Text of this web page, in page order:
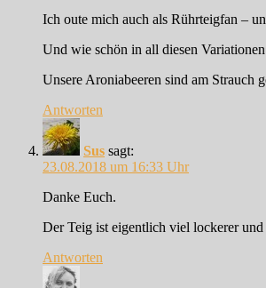
Ich oute mich auch als Rührteigfan –
Und wie schön in all diesen
Unsere Aroniabeeren sind am Strauch
Antworten
Sus sagt:
23.08.2018 um 16:33 Uhr
Danke Euch.
Der Teig ist eigentlich viel lockerer
Antworten